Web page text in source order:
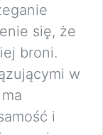
się, że
broni.
w
i